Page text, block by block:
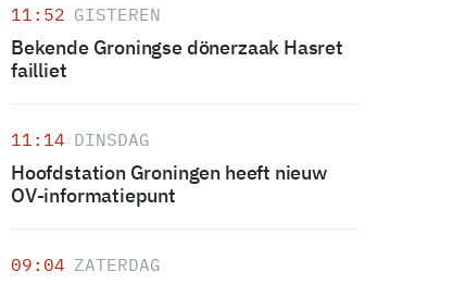
11:52 GISTEREN
Bekende Groningse dönerzaak Hasret
failliet
11:14 DINSDAG
Hoofdstation Groningen heeft nieuw
OV-informatiepunt
09:04 ZATERDAG